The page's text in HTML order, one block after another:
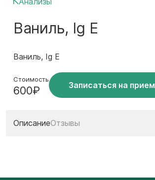
Ваниль, Ig E
Ваниль, Ig E
Стоимость
600₽ Записаться на прием
ОписаниеОтзывы